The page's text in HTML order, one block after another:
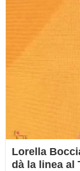
Lorella
dà la linea al